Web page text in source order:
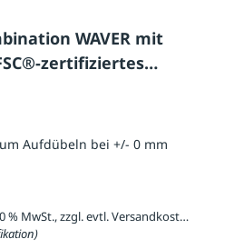
WAVER mit
zertifiziertes
Aufdübeln bei +/- 0 mm
6.206,40 € / Stück inkl. 20 % MwSt., zzgl. evtl. Versandkosten